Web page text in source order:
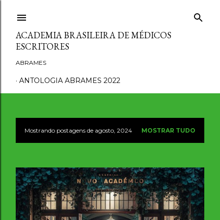
ACADEMIA BRASILEIRA DE MÉDICOS
ESCRITORES
ABRAMES
ANTOLOGIA ABRAMES 2022
P
s
t
Mostrando postagens de agosto, 2024 MOSTRAR TUDO